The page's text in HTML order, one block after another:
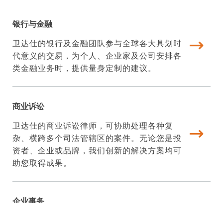
银行与金融
卫达仕的银行及金融团队参与全球各大具划时
代意义的交易，为个人、企业家及公司安排各
类金融业务时，提供量身定制的建议。
商业诉讼
卫达仕的商业诉讼律师，可协助处理各种复
杂、横跨多个司法管辖区的案件。无论您是投
资者、企业或品牌，我们创新的解决方案均可
助您取得成果。
企业事务